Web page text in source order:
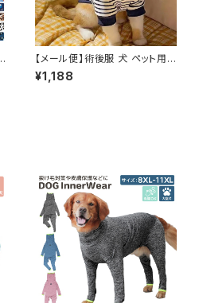
【メール便】術後服 犬 ペット用
品 ロンパース ペットウェア ドッ
グウェア いぬ 小型犬 中型犬 服
¥1,188